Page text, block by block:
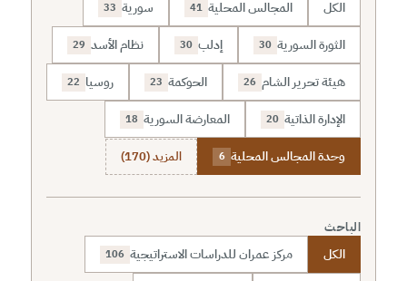
الكل المجالس المحلية 41 سورية 33
الثورة السورية 30 إدلب 30 نظام الأسد 29
هيئة تحرير الشام 26 الحوكمة 23 روسيا 22
الإدارة الذاتية 20 المعارضة السورية 18
وحدة المجالس المحلية 6 المزيد (170)
الباحث
الكل مركز عمران للدراسات الاستراتيجية 106